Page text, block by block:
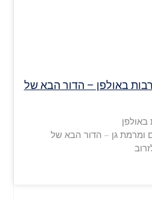
באולפן – הדור הבא של
ומרמת גן – הדור הבא של